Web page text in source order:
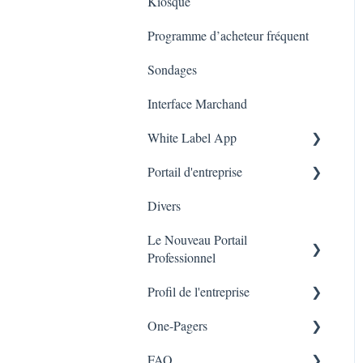
Programme d’acheteur fréquent
Sondages
Interface Marchand
White Label App
Code QR -Integration
Portail d'entreprise
Liste des transactions
Branches
Divers
Le Nouveau Portail
Professionnel
Marketing
Profil de l'entreprise
Branches
One-Pagers
Marketing
FAQ